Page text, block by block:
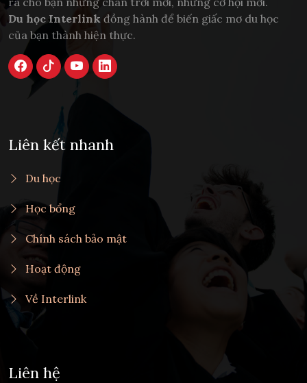
Du học Interlink đồng hành để biến giấc mơ du học
của bạn thành hiện thực.
Liên kết nhanh
Du học
Học bổng
Chính sách bảo mật
Hoạt động
Về Interlink
Liên hệ